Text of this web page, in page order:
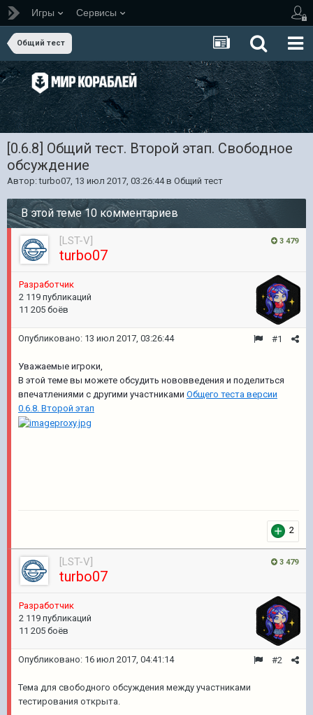
Игры Сервисы
Общий тест
[0.6.8] Общий тест. Второй этап. Свободное
обсуждение
Автор:turbo07, 13 июл 2017, 03:26:44в Общий тест
В этой теме 10 комментариев
3 479
[LST-V]
turbo07
Разработчик
2 119 публикаций
11 205 боёв
#1
Опубликовано: 13 июл 2017, 03:26:44
Уважаемые игроки,
В этой теме вы можете обсудить нововведения и поделиться
впечатлениями с другими участниками Общего теста версии
0.6.8. Второй этап
2
3 479
[LST-V]
turbo07
Разработчик
2 119 публикаций
11 205 боёв
#2
Опубликовано: 16 июл 2017, 04:41:14
Тема для свободного обсуждения между участниками
тестирования открыта.